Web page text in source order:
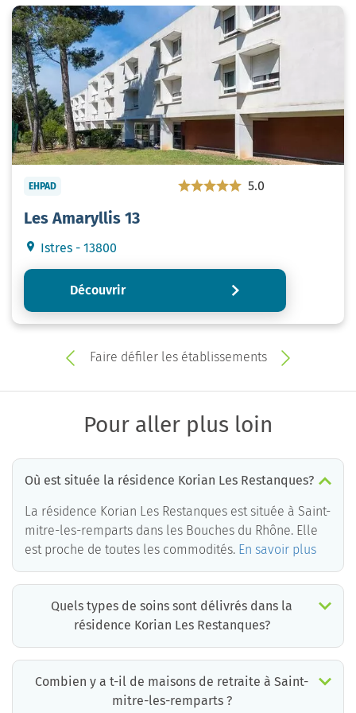
EHPAD 5.0
Les Amaryllis 13
Istres - 13800
Découvrir
Faire défiler les établissements
Pour aller plus loin
Où est située la résidence Korian Les Restanques?
La résidence Korian Les Restanques est située à Saint-
mitre-les-remparts dans les Bouches du Rhône. Elle
est proche de toutes les commodités. En savoir plus
Quels types de soins sont délivrés dans la
résidence Korian Les Restanques?
Combien y a t-il de maisons de retraite à Saint-
mitre-les-remparts ?